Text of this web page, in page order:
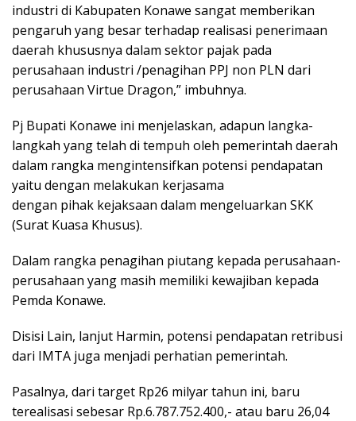
industri di Kabupaten Konawe sangat memberikan
pengaruh yang besar terhadap realisasi penerimaan
daerah khususnya dalam sektor pajak pada
perusahaan industri /penagihan PPJ non PLN dari
perusahaan Virtue Dragon,” imbuhnya.
Pj Bupati Konawe ini menjelaskan, adapun langka-
langkah yang telah di tempuh oleh pemerintah daerah
dalam rangka mengintensifkan potensi pendapatan
yaitu dengan melakukan kerjasama
dengan pihak kejaksaan dalam mengeluarkan SKK
(Surat Kuasa Khusus).
Dalam rangka penagihan piutang kepada perusahaan-
perusahaan yang masih memiliki kewajiban kepada
Pemda Konawe.
Disisi Lain, lanjut Harmin, potensi pendapatan retribusi
dari IMTA juga menjadi perhatian pemerintah.
Pasalnya, dari target Rp26 milyar tahun ini, baru
terealisasi sebesar Rp.6.787.752.400,- atau baru 26,04